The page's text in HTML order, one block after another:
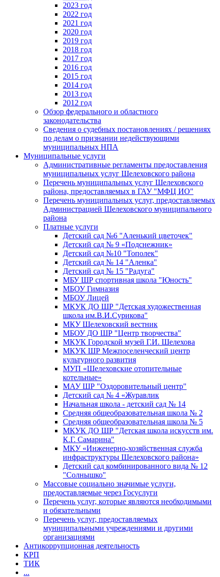
2023 год
2022 год
2021 год
2020 год
2019 год
2018 год
2017 год
2016 год
2015 год
2014 год
2013 год
2012 год
Обзор федерального и областного
законодательства
Сведения о судебных постановлениях / решениях
по делам о признании недействующими
муниципальных НПА
Муниципальные услуги
Административные регламенты предоставления
муниципальных услуг Шелеховского района
Перечень муниципальных услуг Шелеховского
района, предоставляемых в ГАУ "МФЦ ИО"
Перечень муниципальных услуг, предоставляемых
Администрацией Шелеховского муниципального
района
Платные услуги
Детский сад №6 "Аленький цветочек"
Детский сад № 9 «Подснежник»
Детский сад №10 "Тополек"
Детский сад № 14 "Аленка"
Детский сад № 15 "Радуга"
МБУ ШР спортивная школа "Юность"
МБОУ Гимназия
МБОУ Лицей
МКУК ДО ШР "Детская художественная
школа им.В.И.Сурикова"
МКУ Шелеховский вестник
МБОУ ДО ШР "Центр творчества"
МКУК Городской музей Г.И. Шелехова
МКУК ШР Межпоселенческий центр
культурного развития
МУП «Шелеховские отопительные
котельные»
МАУ ШР "Оздоровительный центр"
Детский сад № 4 «Журавлик
Начальная школа - детский сад № 14
Средняя общеобразовательная школа № 2
Средняя общеобразовательная школа № 5
МКУК ДО ШР "Детская школа искусств им.
К.Г. Самарина"
МКУ «Инженерно-хозяйственная служба
инфраструктуры Шелеховского района»
Детский сад комбинированного вида № 12
"Солнышко"
Массовые социально значимые услуги,
предоставляемые через Госуслуги
Перечень услуг, которые являются необходимыми
и обязательными
Перечень услуг, предоставляемых
муниципальными учреждениями и другими
организациями
Антикоррупционная деятельность
КРП
ТИК
...